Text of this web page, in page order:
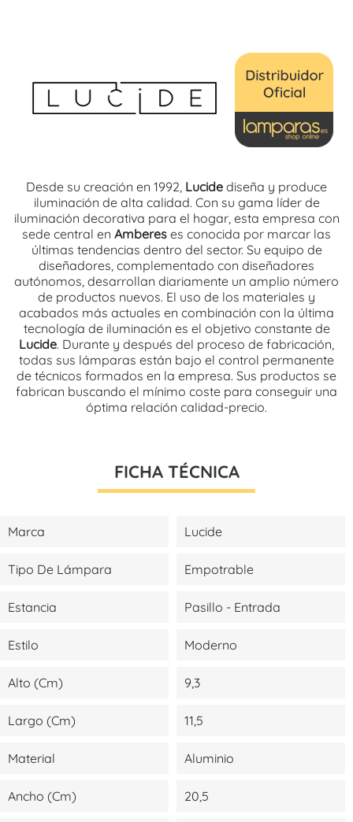
Desde su creación en 1992, Lucide diseña y produce
iluminación de alta calidad. Con su gama líder de
iluminación decorativa para el hogar, esta empresa con
sede central en Amberes es conocida por marcar las
últimas tendencias dentro del sector. Su equipo de
diseñadores, complementado con diseñadores
autónomos, desarrollan diariamente un amplio número
de productos nuevos. El uso de los materiales y
acabados más actuales en combinación con la última
tecnología de iluminación es el objetivo constante de
Lucide. Durante y después del proceso de fabricación,
todas sus lámparas están bajo el control permanente
de técnicos formados en la empresa. Sus productos se
fabrican buscando el mínimo coste para conseguir una
óptima relación calidad-precio.
FICHA TÉCNICA
Marca Lucide
Tipo De Lámpara Empotrable
Estancia Pasillo - Entrada
Estilo Moderno
Alto (cm) 9,3
Largo (cm) 11,5
Material Aluminio
Ancho (cm) 20,5